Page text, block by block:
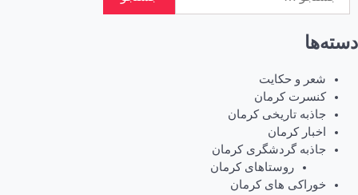
و حکایت
کرمان
تاریخی کرمان
کرمان
گردشگری کرمان
روستاهای کرمان
های کرمان